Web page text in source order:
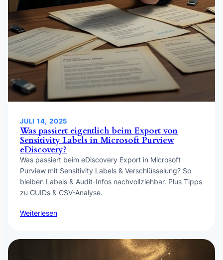
JULI 14, 2025
Was passiert eigentlich beim Export von
Sensitivity Labels in Microsoft Purview
eDiscovery?
Was passiert beim eDiscovery Export in Microsoft
Purview mit Sensitivity Labels & Verschlüsselung? So
bleiben Labels & Audit-Infos nachvollziehbar. Plus Tipps
zu GUIDs & CSV-Analyse.
Weiterlesen